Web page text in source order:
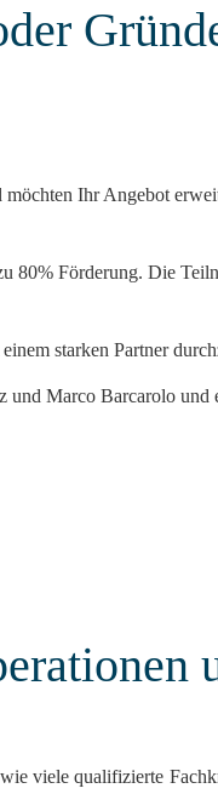
Ihr Angebot
Förderung. Die
starken Partner
und Marco Barcarolo
viele qualifizierte